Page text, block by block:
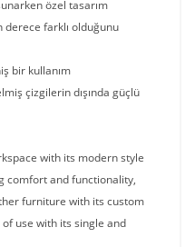
özel tasarım
derece farklı olduğunu
bir kullanım
çizgilerin dışında güçlü
with its modern style
comfort and functionality,
furniture with its custom
​​use with its single and